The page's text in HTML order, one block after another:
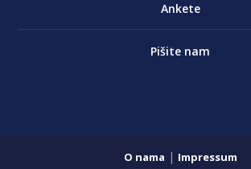
Ankete
Pišite nam
O nama | Impressum